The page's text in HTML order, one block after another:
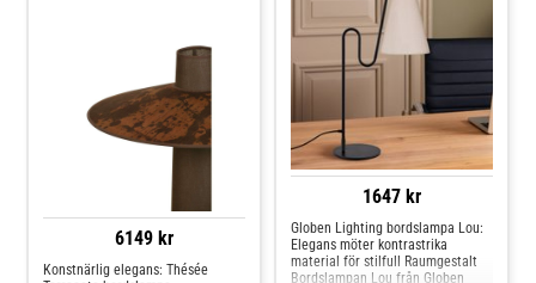
6149 kr
Konstnärlig elegans: Thésée
1647 kr
Globen Lighting bordslampa Lou:
Elegans möter kontrastrika
material för stilfull Raumgestalt
Bordslampan Lou från Globen